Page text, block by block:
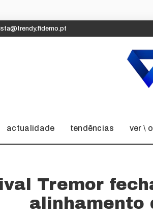
actualidade tendências ver \
Tremor
alinhamento